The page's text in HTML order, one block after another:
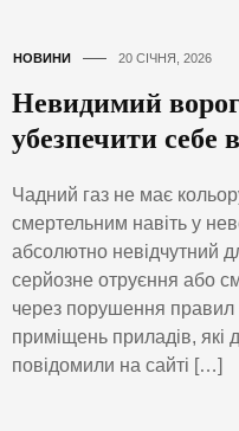
НОВИНИ 20 СІЧНЯ, 2026
Невидимий
убезпечити себе
Чадний газ не має
смертельним навіть у
абсолютно невідчутний
серйозне отруєння або
через порушення правил
приміщень приладів, які
повідомили на сайті […]